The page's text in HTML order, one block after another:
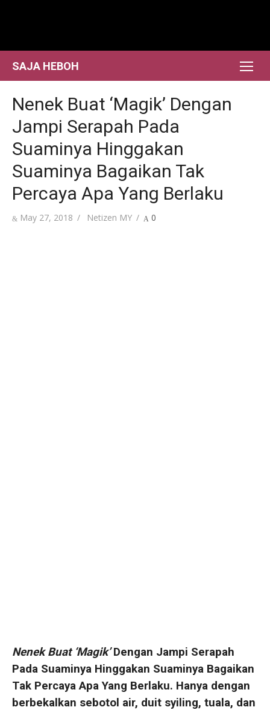
SAJA HEBOH
Nenek Buat ‘Magik’ Dengan
Jampi Serapah Pada
Suaminya Hinggakan
Suaminya Bagaikan Tak
Percaya Apa Yang Berlaku
Posted
May 27, 2018 Author
Netizen MY 0
Nenek Buat ‘Magik’Dengan Jampi Serapah
Pada Suaminya Hinggakan Suaminya Bagaikan
Tak Percaya Apa Yang Berlaku. Hanya dengan
berbekalkan sebotol air, duit syiling, tuala, dan